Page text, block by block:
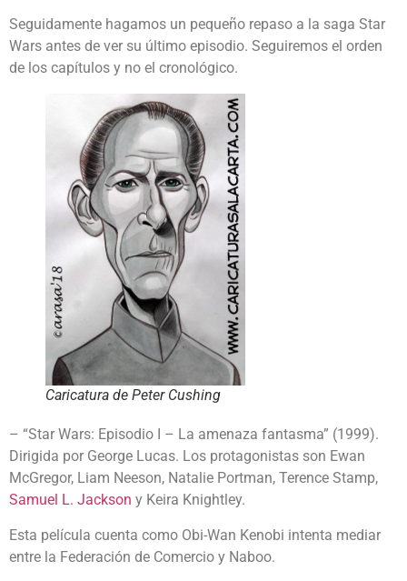
Seguidamente hagamos un pequeño repaso a la saga Star
Wars antes de ver su último episodio. Seguiremos el orden
de los capítulos y no el cronológico.
Caricatura de Peter Cushing
– “Star Wars: Episodio I – La amenaza fantasma” (1999).
Dirigida por George Lucas. Los protagonistas son Ewan
McGregor, Liam Neeson, Natalie Portman, Terence Stamp,
Samuel L. Jackson y Keira Knightley.
Esta película cuenta como Obi-Wan Kenobi intenta mediar
entre la Federación de Comercio y Naboo.